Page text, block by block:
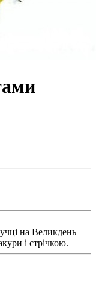
на Великдень
і стрічкою.